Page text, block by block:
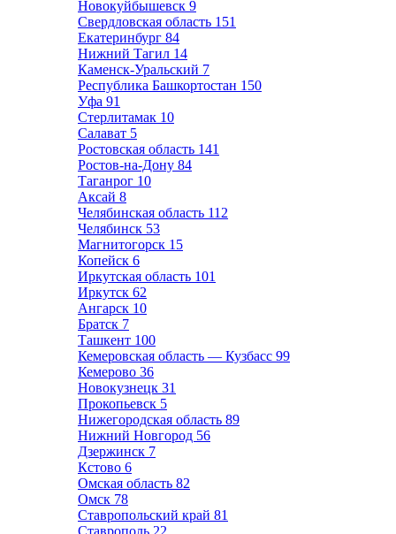
Новокуйбышевск 9
Свердловская область 151
Екатеринбург 84
Нижний Тагил 14
Каменск-Уральский 7
Республика Башкортостан 150
Уфа 91
Стерлитамак 10
Салават 5
Ростовская область 141
Ростов-на-Дону 84
Таганрог 10
Аксай 8
Челябинская область 112
Челябинск 53
Магнитогорск 15
Копейск 6
Иркутская область 101
Иркутск 62
Ангарск 10
Братск 7
Ташкент 100
Кемеровская область — Кузбасс 99
Кемерово 36
Новокузнецк 31
Прокопьевск 5
Нижегородская область 89
Нижний Новгород 56
Дзержинск 7
Кстово 6
Омская область 82
Омск 78
Ставропольский край 81
Ставрополь 22